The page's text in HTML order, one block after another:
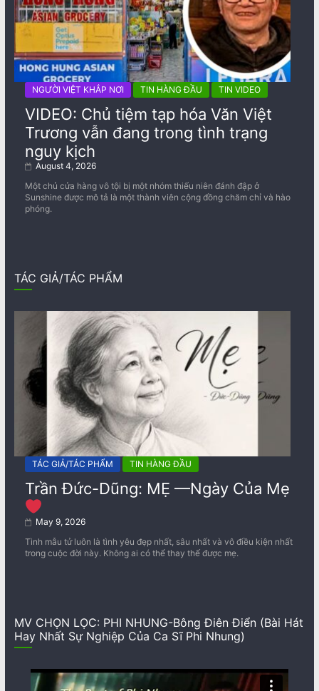
NGƯỜI VIỆT KHẮP NƠI TIN HÀNG ĐẦU TIN VIDEO
VIDEO: Chủ tiệm tạp hóa Văn Việt
Trương vẫn đang trong tình trạng
nguy kịch
August 4, 2026
Một chủ cửa hàng vô tội bị một nhóm thiếu niên đánh đập ở
Sunshine được mô tả là một thành viên cộng đồng chăm chỉ và hào
phóng.
TÁC GIẢ/TÁC PHẨM
TÁC GIẢ/TÁC PHẨM TIN HÀNG ĐẦU
Trần Đức-Dũng: MẸ —Ngày Của Mẹ
May 9, 2026
Tình mẫu tử luôn là tình yêu đẹp nhất, sâu nhất và vô điều kiện nhất
trong cuộc đời này. Không ai có thể thay thế được mẹ.
MV CHỌN LỌC: PHI NHUNG-Bông Điên Điển (Bài Hát
Hay Nhất Sự Nghiệp Của Ca Sĩ Phi Nhung)